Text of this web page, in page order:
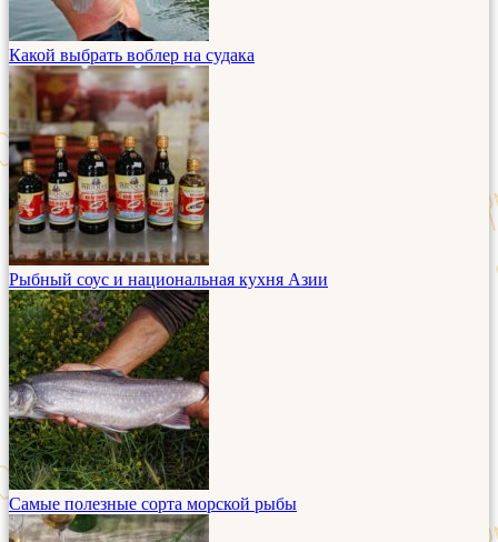
Какой выбрать воблер на судака
Рыбный соус и национальная кухня Азии
Самые полезные сорта морской рыбы